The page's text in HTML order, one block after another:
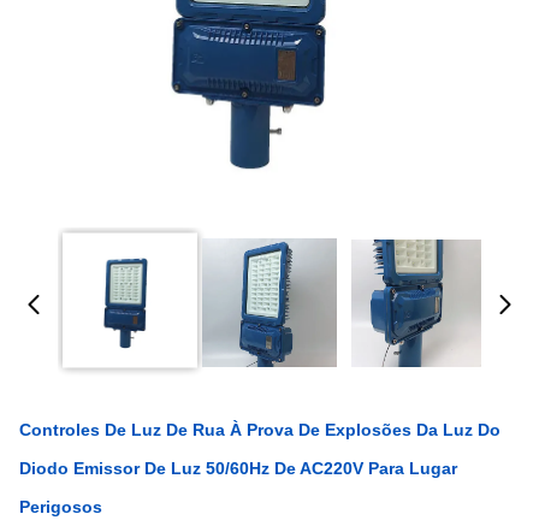
Controles De Luz De Rua À Prova De Explosões Da Luz Do
Diodo Emissor De Luz 50/60Hz De AC220V Para Lugar
Perigosos